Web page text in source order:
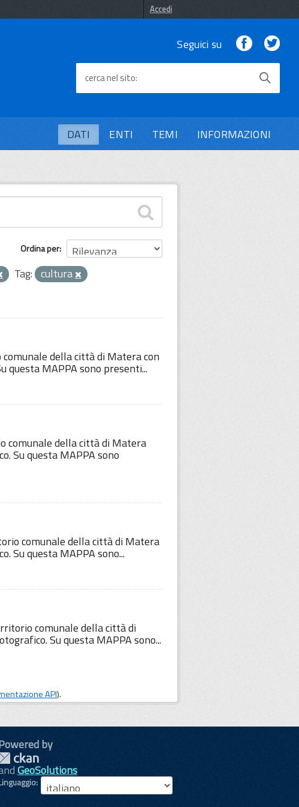
Accedi
Seguici su Facebook
cerca nel sito
DATI ENTI TEMI INFORMAZIONI
Ordina per
Tag: cultura
della città di Matera con
questa MAPPA sono presenti...
comunale della città di Matera
Su questa MAPPA sono
comunale della città di Matera
Su questa MAPPA sono...
comunale della città di
Su questa MAPPA sono...
API).
by
GeoSolutions